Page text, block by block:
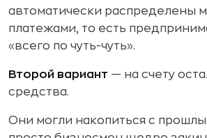
автоматически распределены
платежами, то есть
«всего по чуть-чуть».
Второй вариант — на счету
средства.
Они могли накопиться с